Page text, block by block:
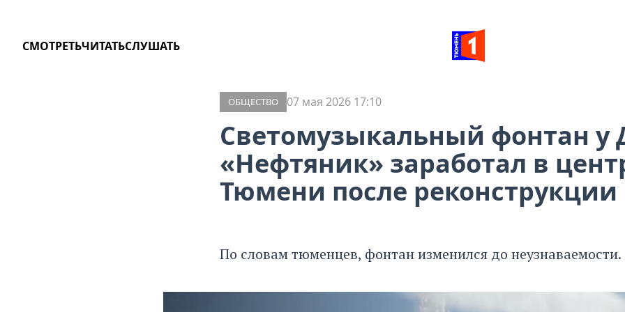
СМОТРЕТЬЧИТАТЬСЛУШАТЬ
ОБЩЕСТВО 07 мая 2026 17:10
Светомузыкальный фонтан у
«Нефтяник» заработал в
Тюмени после реконструкции
По словам тюменцев, фонтан изменился до неузнаваемости.